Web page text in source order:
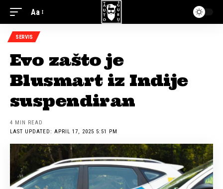
Aa
SERVIS
Evo zašto je
Blusmart iz Indije
suspendiran
LAST UPDATED: APRIL 17, 2025 5:51 PM
4 MIN READ